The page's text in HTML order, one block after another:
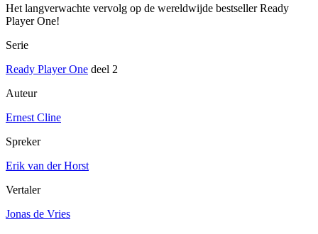
Het langverwachte vervolg op de wereldwijde bestseller Ready
Player One!
Serie
Ready Player One deel 2
Auteur
Ernest Cline
Spreker
Erik van der Horst
Vertaler
Jonas de Vries